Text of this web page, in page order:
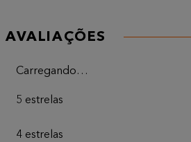
AVALIAÇÕES
Carregando…
5 estrelas
4 estrelas